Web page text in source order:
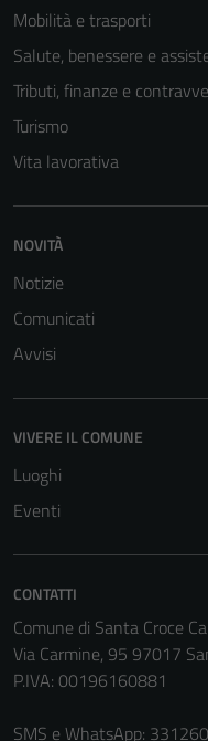
Mobilità e trasporti
Salute, benessere e
Tributi, finanze e
Turismo
Vita lavorativa
NOVITÀ
Notizie
Comunicati
Avvisi
VIVERE IL COMUNE
Luoghi
Eventi
CONTATTI
Comune di Santa Croce
Via Carmine, 95 97017
P.IVA: 00196160881
SMS e WhatsApp: